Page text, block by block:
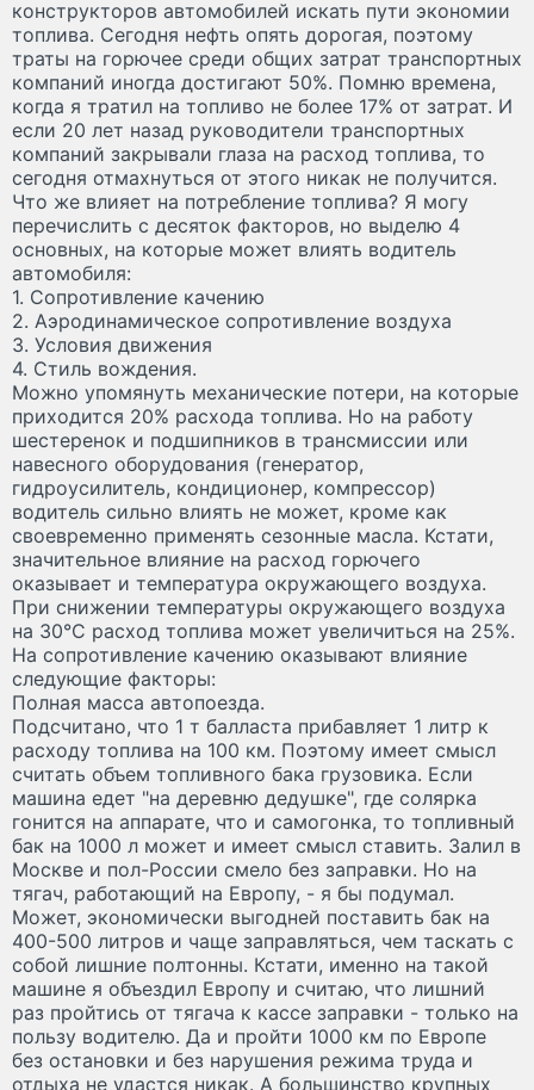
конструкторов автомобилей искать пути экономии
топлива. Сегодня нефть опять дорогая, поэтому
траты на горючее среди общих затрат транспортных
компаний иногда достигают 50%. Помню времена,
когда я тратил на топливо не более 17% от затрат. И
если 20 лет назад руководители транспортных
компаний закрывали глаза на расход топлива, то
сегодня отмахнуться от этого никак не получится.
Что же влияет на потребление топлива? Я могу
перечислить с десяток факторов, но выделю 4
основных, на которые может влиять водитель
автомобиля:
1. Сопротивление качению
2. Аэродинамическое сопротивление воздуха
3. Условия движения
4. Стиль вождения.
Можно упомянуть механические потери, на которые
приходится 20% расхода топлива. Но на работу
шестеренок и подшипников в трансмиссии или
навесного оборудования (генератор,
гидроусилитель, кондиционер, компрессор)
водитель сильно влиять не может, кроме как
своевременно применять сезонные масла. Кстати,
значительное влияние на расход горючего
оказывает и температура окружающего воздуха.
При снижении температуры окружающего воздуха
на 30°С расход топлива может увеличиться на 25%.
На сопротивление качению оказывают влияние
следующие факторы:
Полная масса автопоезда.
Подсчитано, что 1 т балласта прибавляет 1 литр к
расходу топлива на 100 км. Поэтому имеет смысл
считать объем топливного бака грузовика. Если
машина едет "на деревню дедушке", где солярка
гонится на аппарате, что и самогонка, то топливный
бак на 1000 л может и имеет смысл ставить. Залил в
Москве и пол-России смело без заправки. Но на
тягач, работающий на Европу, - я бы подумал.
Может, экономически выгодней поставить бак на
400-500 литров и чаще заправляться, чем таскать с
собой лишние полтонны. Кстати, именно на такой
машине я объездил Европу и считаю, что лишний
раз пройтись от тягача к кассе заправки - только на
пользу водителю. Да и пройти 1000 км по Европе
без остановки и без нарушения режима труда и
отдыха не удастся никак. А большинство крупных